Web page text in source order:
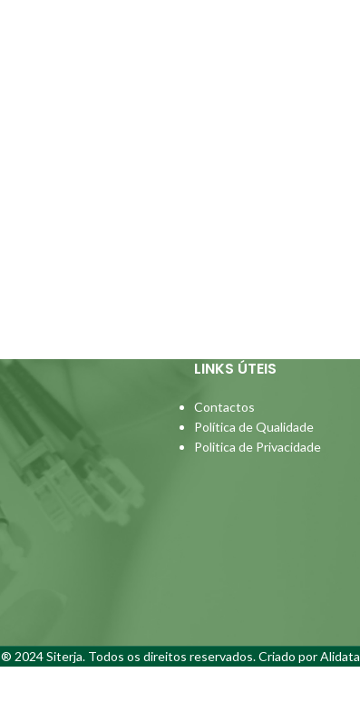
LINKS ÚTEIS
Contactos
Política de Qualidade
Politica de Privacidade
® 2024 Siterja. Todos os direitos reservados. Criado porAlidata